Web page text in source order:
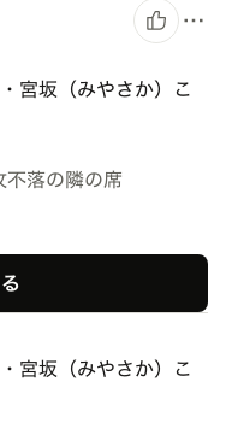
宮坂（みやさか）こ
不落の隣の席
宮坂（みやさか）こ